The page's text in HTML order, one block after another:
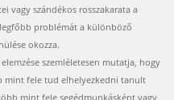
vagy szándékos rosszakarata a
problémát a különböző
okozza.
szemléletesen mutatja, hogy
mint fele tud elhelyezkedni tanult